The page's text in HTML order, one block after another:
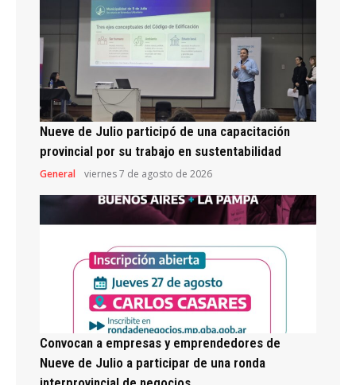
Nueve de Julio participó de una capacitación
provincial por su trabajo en sustentabilidad
General viernes 7 de agosto de 2026
Convocan a empresas y emprendedores de
Nueve de Julio a participar de una ronda